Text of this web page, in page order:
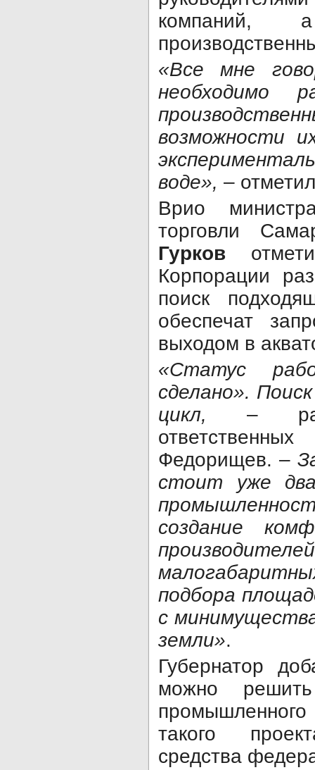
компаний,
«Все мне
необходимо
возможности
воде», –
Врио
торговли
Гурков
Корпорации
поиск
обеспечат
выходом в
«Статус
сделано».
цикл, –
Федорищев. –
стоит уже
создание
подбора
с
земли».
Губернатор
можно
такого
средства